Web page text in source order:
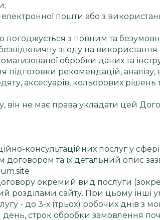
пошти або з
погоджується з повним та
згоду на
обробки даних та
рекомендацій, аналізу,
аксесуарів, кольорових
не має права укладати цей
консультаційних послуг у сфері
та їх детальний опис
окремий вид послуги
розділами сайту. При цьому
- до 3-х (трьох) робочих днів з
строк обробки замовлення